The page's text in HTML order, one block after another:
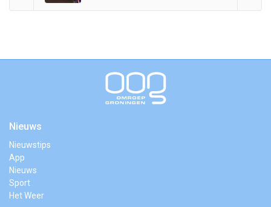
Nieuws
Nieuwstips
App
Nieuws
Sport
Het Weer